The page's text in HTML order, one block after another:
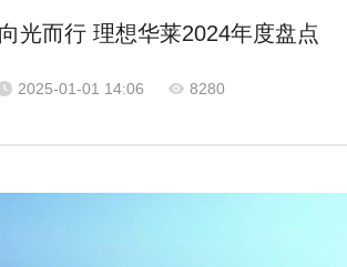
光而行 理想华莱2024年度盘点
2025-01-01 14:06 8280